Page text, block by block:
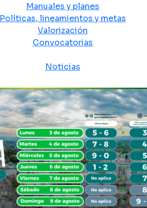
Manuales y planes
Políticas, lineamientos y metas
Valorización
Convocatorias
Noticias